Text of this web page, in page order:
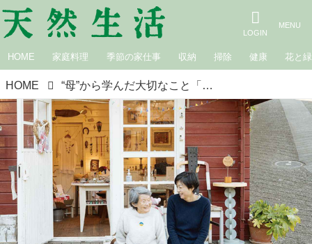
HOME 家庭料理 季節の家仕事 収納 掃除 健康 花と緑
HOME “母”から学んだ大切なこと「こんなときママだったらどうする？」詩人、ラジオパーソナリティ・村椿菜文さんが義母のアーティスト・内藤三重子さんから教わった3つの心得